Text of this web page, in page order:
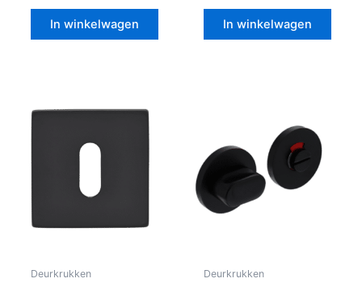
In winkelwagen In winkelwagen
Deurkrukken Deurkrukken